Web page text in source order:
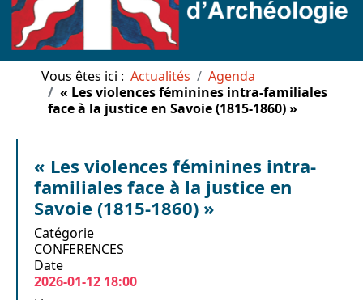
Vous êtes ici : Actualités
Agenda
« Les violences féminines intra-familiales
face à la justice en Savoie (1815-1860) »
« Les violences féminines intra-
familiales face à la justice en
Savoie (1815-1860) »
Catégorie
CONFERENCES
Date
2026-01-12 18:00